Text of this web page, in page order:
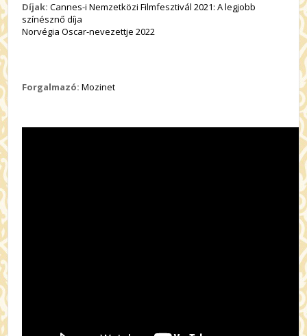
Díjak: Cannes-i Nemzetközi Filmfesztivál 2021: A legjobb
színésznő díja
Norvégia Oscar-nevezettje 2022
Forgalmazó: Mozinet